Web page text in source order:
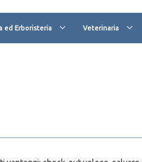
ed Erboristeria Veterinaria